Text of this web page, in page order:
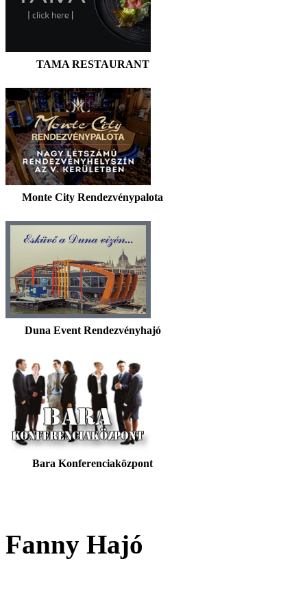
TAMA RESTAURANT
Monte City Rendezvénypalota
Duna Event Rendezvényhajó
Bara Konferenciaközpont
Fanny Hajó